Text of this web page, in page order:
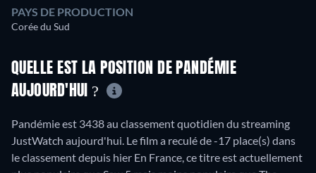
PAYS DE PRODUCTION
Corée du Sud
QUELLE EST LA POSITION DE PANDÉMIE
AUJOURD'HUI ?
Pandémie est 3438 au classement quotidien du streaming
JustWatch aujourd'hui. Le film a reculé de -17 place(s) dans
le classement depuis hier En France, ce titre est actuellement